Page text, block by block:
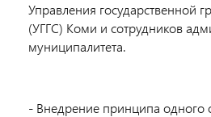
Управления государственной
(УГГС) Коми и сотрудников
муниципалитета.
- Внедрение принципа одного